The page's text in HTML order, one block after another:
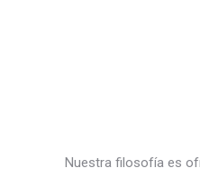
Nuestra filosofía es